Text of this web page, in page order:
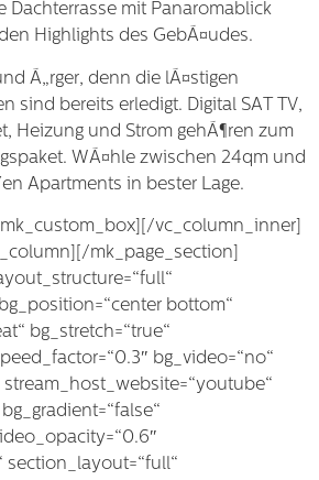
Dachterrasse mit Panaromablick
Highlights des GebÃ¤udes.
Ã„rger, denn die lÃ¤stigen
sind bereits erledigt. Digital SAT TV,
Heizung und Strom gehÃ¶ren zum
WÃ¤hle zwischen 24qm und
Apartments in bester Lage.
vc_column_inner]
mk_page_section]
bottom“
bg_stretch=“true“
bg_video=“no“
stream_host_website=“youtube“
section_layout=“full“